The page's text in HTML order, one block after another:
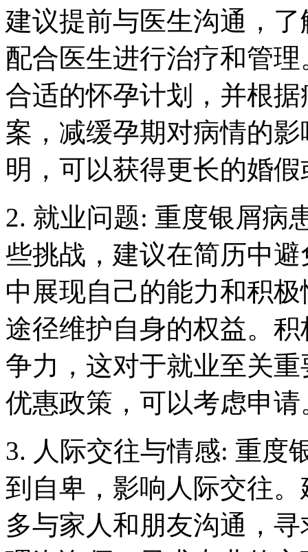
建议提前与医生沟通，
配合医生进行治疗和管
合适的怀孕计划，并根
案，减缓孕期对病情的
明，可以获得更长的婚
2. 就业问题: 重度银屑病
些挑战，建议在简历中
中展现自己的能力和积
途径维护自身的权益。
争力，这对于就业至关
优惠政策，可以考虑申请
3. 人际交往与情感: 重度
到自卑，影响人际交往
多与家人和朋友沟通，